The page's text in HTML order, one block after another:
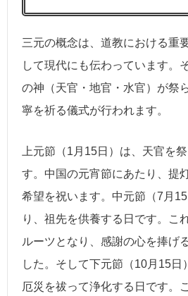
三元の概念は、道教における重
して現代にも伝わっています。
の神（天官・地官・水官）が祭
寧を祈る儀式が行われます。
上元節（1月15日）は、天官を
す。中国の元宵節にあたり、提
希望を祝います。中元節（7月
り、祖先を供養する日です。こ
ルーツとなり、感謝の心を捧げ
した。そして下元節（10月15日
厄災を祓って浄化する日です。